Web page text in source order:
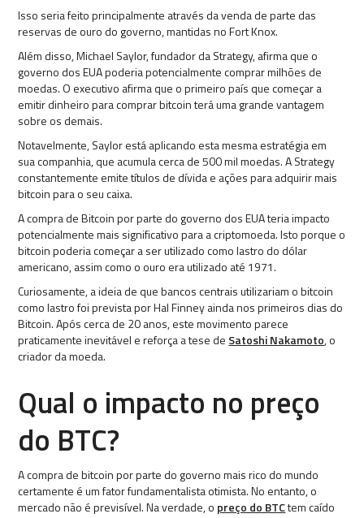
Isso seria feito principalmente através da venda de parte das
reservas de ouro do governo, mantidas no Fort Knox.
Além disso, Michael Saylor, fundador da Strategy, afirma que o
governo dos EUA poderia potencialmente comprar milhões de
moedas. O executivo afirma que o primeiro país que começar a
emitir dinheiro para comprar bitcoin terá uma grande vantagem
sobre os demais.
Notavelmente, Saylor está aplicando esta mesma estratégia em
sua companhia, que acumula cerca de 500 mil moedas. A Strategy
constantemente emite títulos de dívida e ações para adquirir mais
bitcoin para o seu caixa.
A compra de Bitcoin por parte do governo dos EUA teria impacto
potencialmente mais significativo para a criptomoeda. Isto porque o
bitcoin poderia começar a ser utilizado como lastro do dólar
americano, assim como o ouro era utilizado até 1971.
Curiosamente, a ideia de que bancos centrais utilizariam o bitcoin
como lastro foi prevista por Hal Finney ainda nos primeiros dias do
Bitcoin. Após cerca de 20 anos, este movimento parece
praticamente inevitável e reforça a tese de Satoshi Nakamoto, o
criador da moeda.
Qual o impacto no preço
do BTC?
A compra de bitcoin por parte do governo mais rico do mundo
certamente é um fator fundamentalista otimista. No entanto, o
mercado não é previsível. Na verdade, o preço do BTCtem caído